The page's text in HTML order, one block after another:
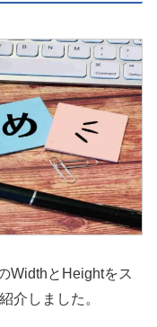
WidthとHeightをス
介しました。